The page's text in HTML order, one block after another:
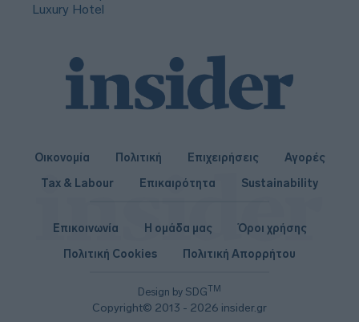
Luxury Hotel
Οικονομία Πολιτική Επιχειρήσεις
Αγορές
Tax & Labour
Επικαιρότητα Sustainability
Design by SDGTM
Copyright© 2013 - 2026 insider.gr
Επικοινωνία Η ομάδα μας
Όροι χρήσης
Πολιτική Cookies
Πολιτική Απορρήτου